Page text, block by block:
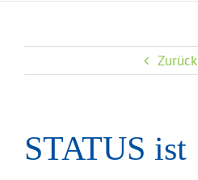
Zurück
STATUS ist